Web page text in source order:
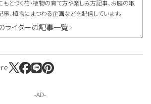
もとづく花・植物の育て方や楽しみ方記事、お庭の取
事、植物にまつわる企画などを配信しています。
ライターの記事一覧